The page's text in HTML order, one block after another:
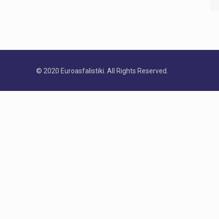
© 2020 Euroasfalistiki. All Rights Reserved.